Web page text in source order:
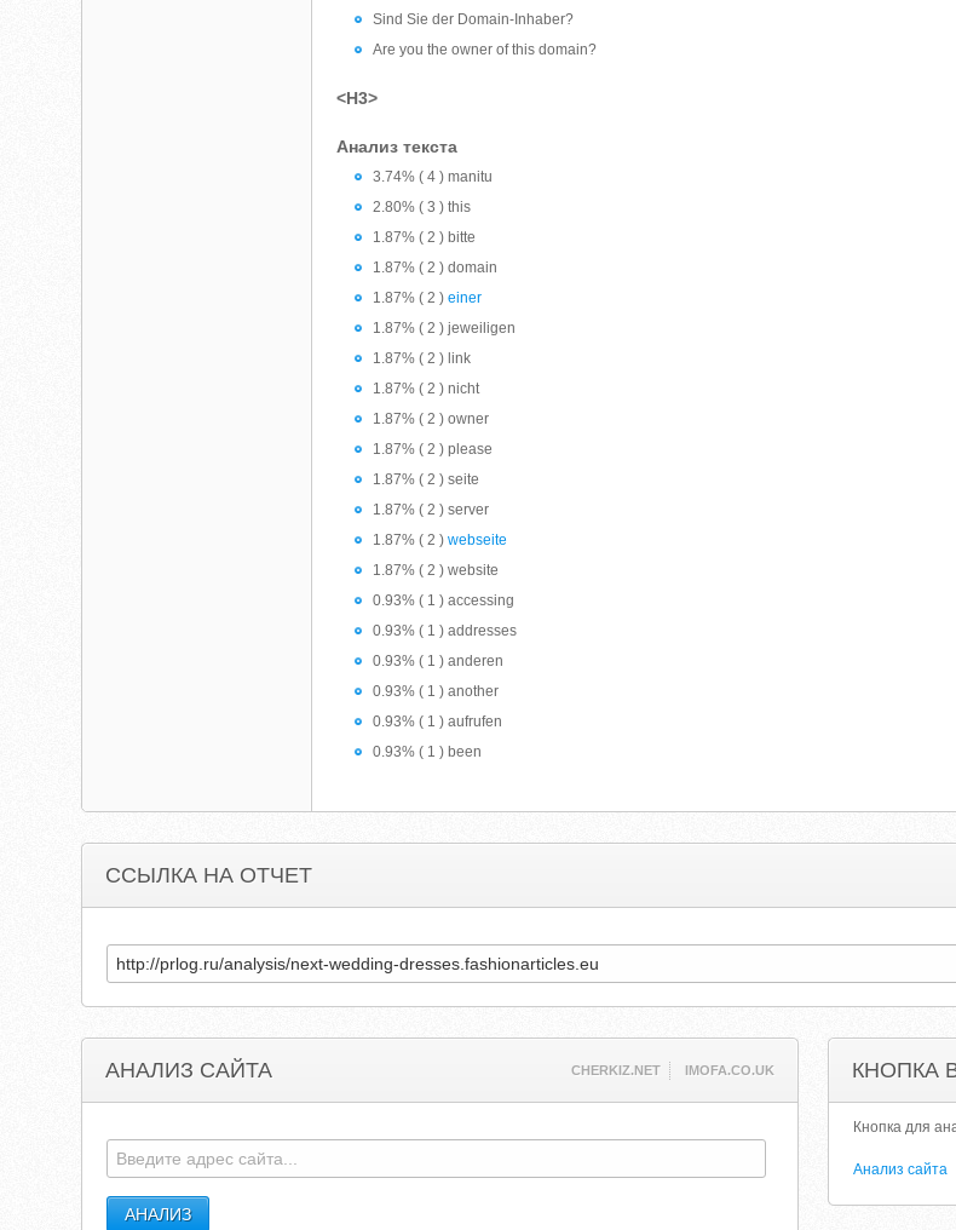
Sind Sie der Domain-Inhaber?
Are you the owner of this domain?
<H3>
Анализ текста
3.74% ( 4 ) manitu
2.80% ( 3 ) this
1.87% ( 2 ) bitte
1.87% ( 2 ) domain
1.87% ( 2 )einer
1.87% ( 2 ) jeweiligen
1.87% ( 2 ) link
1.87% ( 2 ) nicht
1.87% ( 2 ) owner
1.87% ( 2 ) please
1.87% ( 2 ) seite
1.87% ( 2 ) server
1.87% ( 2 )webseite
1.87% ( 2 ) website
0.93% ( 1 ) accessing
0.93% ( 1 ) addresses
0.93% ( 1 ) anderen
0.93% ( 1 ) another
0.93% ( 1 ) aufrufen
0.93% ( 1 ) been
ССЫЛКА НА ОТЧЕТ
АНАЛИЗ САЙТА CHERKIZ.NET IMOFA.CO.UK КНОПКА
Кнопка для
Анализ сайта